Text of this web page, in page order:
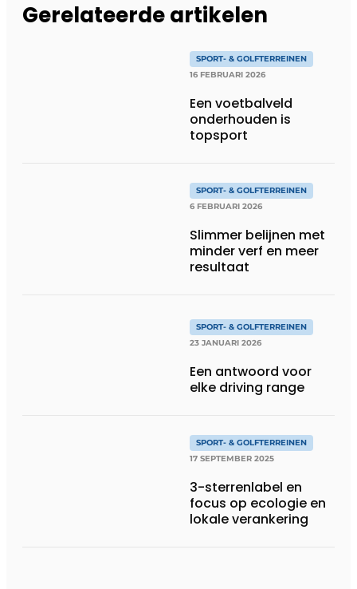
Gerelateerde artikelen
SPORT- & GOLFTERREINEN
16 FEBRUARI 2026
Een voetbalveld
onderhouden is
topsport
SPORT- & GOLFTERREINEN
6 FEBRUARI 2026
Slimmer belijnen met
minder verf en meer
resultaat
SPORT- & GOLFTERREINEN
23 JANUARI 2026
Een antwoord voor
elke driving range
SPORT- & GOLFTERREINEN
17 SEPTEMBER 2025
3-sterrenlabel en
focus op ecologie en
lokale verankering